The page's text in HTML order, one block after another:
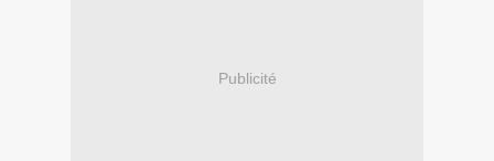
Publicité